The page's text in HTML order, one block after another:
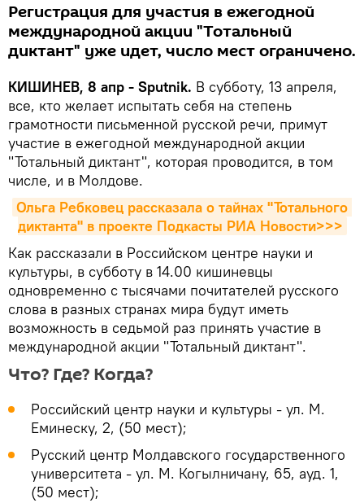
Регистрация для участия в ежегодной
международной акции "Тотальный
диктант" уже идет, число мест ограничено.
КИШИНЕВ, 8 апр - Sputnik. В субботу, 13 апреля,
все, кто желает испытать себя на степень
грамотности письменной русской речи, примут
участие в ежегодной международной акции
"Тотальный диктант", которая проводится, в том
числе, и в Молдове.
Ольга Ребковец рассказала о тайнах "Тотального
диктанта" в проекте Подкасты РИА Новости>>>
Как рассказали в Российском центре науки и
культуры, в субботу в 14.00 кишиневцы
одновременно с тысячами почитателей русского
слова в разных странах мира будут иметь
возможность в седьмой раз принять участие в
международной акции "Тотальный диктант".
Что? Где? Когда?
Российский центр науки и культуры - ул. М.
Еминеску, 2, (50 мест);
Русский центр Молдавского государственного
университета - ул. М. Когылничану, 65, ауд. 1,
(50 мест);